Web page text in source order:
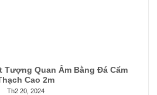
Tượng Quan Âm Bằng Đá Cẩm
Cao 2m
Th2 20, 2024